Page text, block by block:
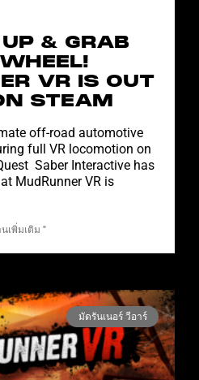
& GRAB
VR IS OUT
STEAM
off-road automotive
full VR locomotion on
Saber Interactive has
MudRunner VR is
นเพิ่มเติม "
มัดรันเนอร์ วีอาร์